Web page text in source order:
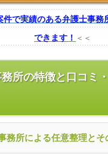
件で実績のある弁護士事務
できます！ ＜＜
所の特徴と口コミ
務所による任意整理とそ